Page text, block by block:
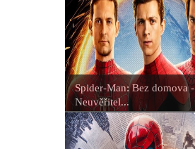
Spider-Man: Bez domova -
Neuvěřitel...